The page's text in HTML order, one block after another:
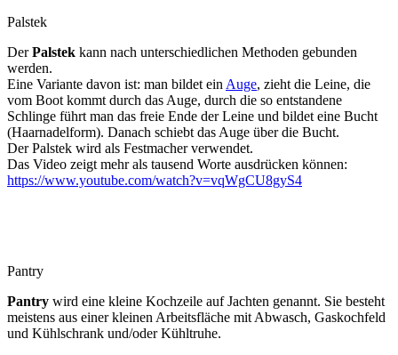
Palstek
DerPalstek kann nach unterschiedlichen Methoden gebunden
werden.
Eine Variante davon ist: man bildet ein Auge, zieht die Leine, die
vom Boot kommt durch das Auge, durch die so entstandene
Schlinge führt man das freie Ende der Leine und bildet eine Bucht
(Haarnadelform). Danach schiebt das Auge über die Bucht.
Der Palstek wird als Festmacher verwendet.
Das Video zeigt mehr als tausend Worte ausdrücken können:
https://www.youtube.com/watch?v=vqWgCU8gyS4
Pantry
Pantry wird eine kleine Kochzeile auf Jachten genannt. Sie besteht
meistens aus einer kleinen Arbeitsfläche mit Abwasch, Gaskochfeld
und Kühlschrank und/oder Kühltruhe.